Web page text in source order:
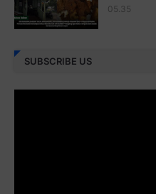
Juz 26 ⇨http://j.mp/2bFRHF2
05.35
SUBSCRIBE US